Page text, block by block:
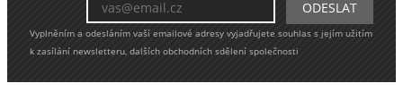
Vyplněním a odesláním vaší emailové adresy vyjadřujete souhlas s jejím užitím
k zasílání newsletteru, dalších obchodních sdělení společnosti